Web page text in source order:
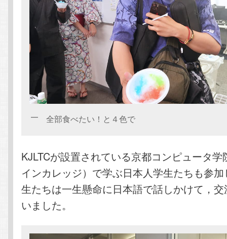
全部食べたい！と４色で
KJLTCが設置されている京都コンピュータ
インカレッジ）で学ぶ日本人学生たちも参
生たちは一生懸命に日本語で話しかけて，
いました。